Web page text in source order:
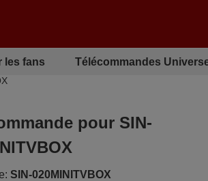
les fans Télécommandes
pour SIN-
SIN-020MINITVBOX